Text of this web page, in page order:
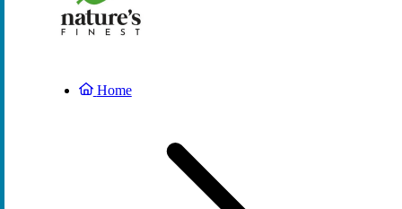
Home